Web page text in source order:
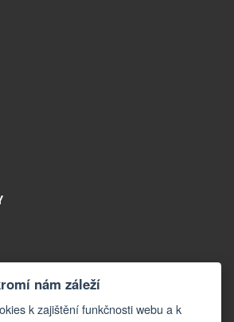
nám záleží
k zajištění funkčnosti webu a k